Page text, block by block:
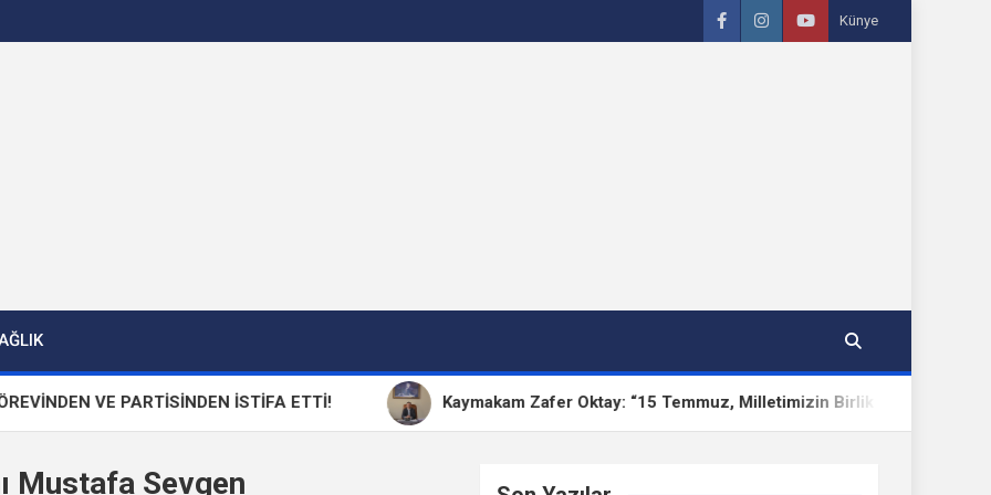
Künye
PARTİSİNDEN İSTİFA ETTİ! Kaymakam Zafer Oktay: “15 Temmuz, Milletimizin Birlik ve Beraberlik Destanıdır”
Mustafa Sevgen